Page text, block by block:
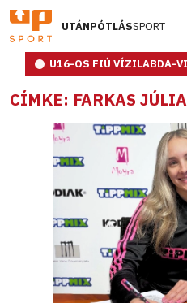
UTÁNPÓTLÁSSPORT
U16-OS FIÚ VÍZILABDA-
CÍMKE: FARKAS JÚLIA